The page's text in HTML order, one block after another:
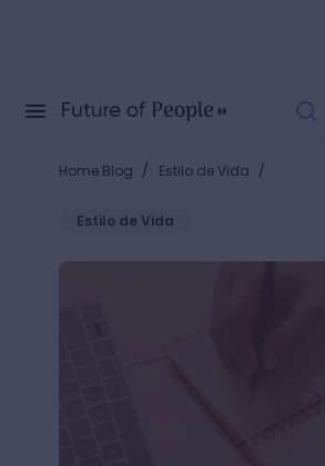
Home Blog / Estilo de Vida /
Estilo de Vida
¿Cómo hacer un prólogo de